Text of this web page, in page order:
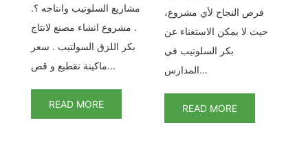
مشاريع السلوتيب وانتاجه ؟.
. مشروع انشاء مصنع لانتاج
بكر اللزق السولتيب . سعر
ماكينة تقطيع و قص...
READ MORE
فرص النجاح لأي مشروع،
حيث لا يمكن الاستغناء عن
بكر السلوتيب في
المدارس...
READ MORE